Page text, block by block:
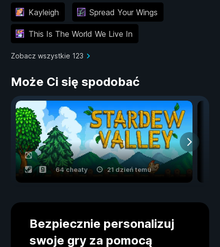
Kayleigh Spread Your Wings
This Is The World We Live In
Zobacz wszystkie 123
Może Ci się spodobać
64 cheaty 21 dzień temu
Bezpiecznie personalizuj
swoje gry za pomocą